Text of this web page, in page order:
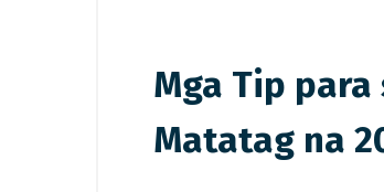
Mga Tip para
Matatag na